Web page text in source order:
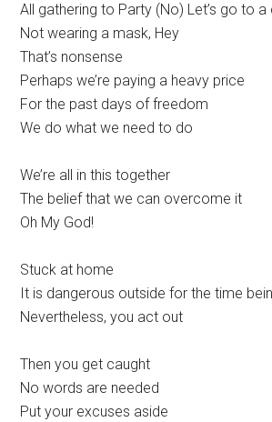
All gathering to Party (No) Let’s go to
Not wearing a mask, Hey
That’s nonsense
Perhaps we’re paying a heavy price
For the past days of freedom
We do what we need to do
We’re all in this together
The belief that we can overcome it
Oh My God!
Stuck at home
It is dangerous outside for the time
Nevertheless, you act out
Then you get caught
No words are needed
Put your excuses aside